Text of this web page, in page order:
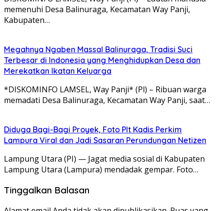
memenuhi Desa Balinuraga, Kecamatan Way Panji,
Kabupaten…
Megahnya Ngaben Massal Balinuraga, Tradisi Suci
Terbesar di Indonesia yang Menghidupkan Desa dan
Merekatkan Ikatan Keluarga
*DISKOMINFO LAMSEL, Way Panji* (Pl) – Ribuan warga
memadati Desa Balinuraga, Kecamatan Way Panji, saat…
Diduga Bagi-Bagi Proyek, Foto Plt Kadis Perkim
Lampura Viral dan Jadi Sasaran Perundungan Netizen
Lampung Utara (PI) — Jagat media sosial di Kabupaten
Lampung Utara (Lampura) mendadak gempar. Foto…
Tinggalkan Balasan